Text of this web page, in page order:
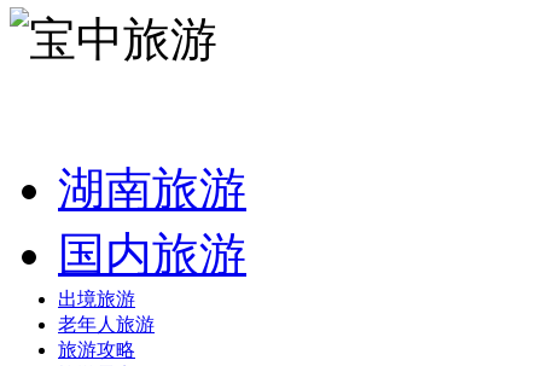
湖南旅游
国内旅游
出境旅游
老年人旅游
旅游攻略